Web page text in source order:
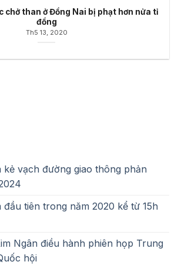
chở than ở Đồng Nai bị phạt hơn nửa tỉ
đồng
Th5 13, 2020
kẻ vạch đường giao thông phản
đầu tiên trong năm 2020 kể từ 15h
Ngân điều hành phiên họp Trung
hội